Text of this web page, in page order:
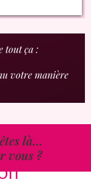
tout ça :
votre manière
là…
vous ?